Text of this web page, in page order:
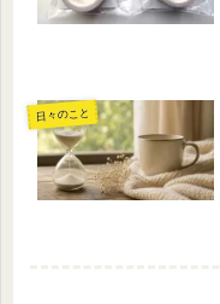
日々のこと